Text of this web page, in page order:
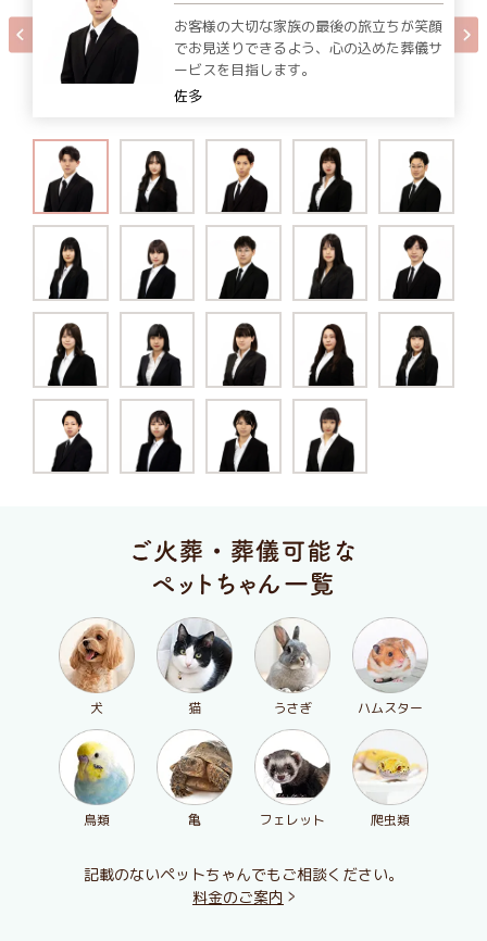
お客様の大切な家族の最後の旅立ちが笑顔
でお見送りできるよう、心の込めた葬儀サ
ービスを目指します。
佐多
犬 猫 うさぎ ハムスター
鳥類 亀 フェレット 爬虫類
記載のないペットちゃんでもご相談ください。
料金のご案内